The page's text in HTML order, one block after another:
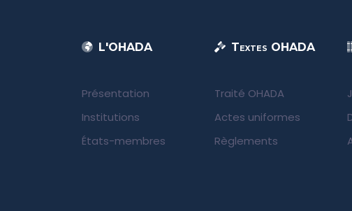
L'OHADA
Présentation
Institutions
États-membres
Textes OHADA
Traité OHADA
Actes uniformes
Règlements